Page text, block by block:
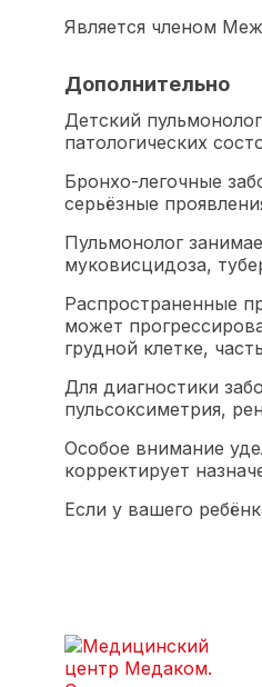
Является членом
Дополнительно
Детский
патологических
Бронхо-легочные
серьёзные
Пульмонолог
муковисцидоза,
Распространенные
может
грудной клетке,
Для диагностики
пульсоксиметрия,
Особое внимание
корректирует
Если у вашего